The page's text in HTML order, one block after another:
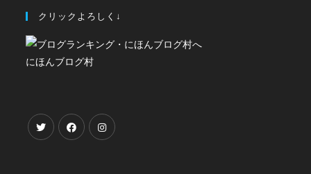
クリックよろしく↓
にほんブログ村